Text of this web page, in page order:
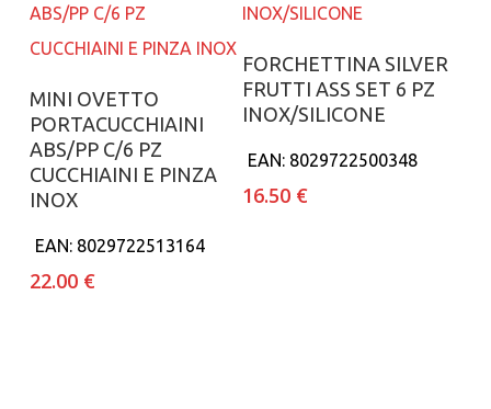
Aggiungi al carrello
MINI OVETTO
PORTACUCCHIAINI
ABS/PP C/6 PZ
CUCCHIAINI E PINZA
INOX
EAN: 8029722513164
22.00 €
Aggiungi al carrello
FORCHETTINA SILVER
FRUTTI ASS SET 6 PZ
INOX/SILICONE
EAN: 8029722500348
16.50 €